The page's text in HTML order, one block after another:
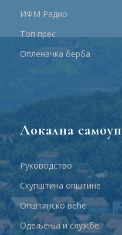
ИФМ Радио
Топ прес
Опленачка берба
Локална
Руководство
Скупштина општине
Општинско веће
Одељења и службе